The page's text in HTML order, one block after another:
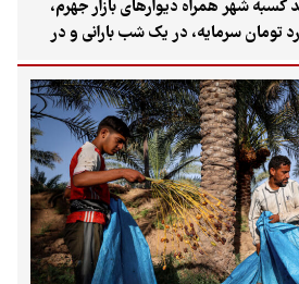
شهر همراه دیوارهای بازار جهرم،
تومان سرمایه، در یک شب بارانی و در
حالا بازاریان با کوهی از
به‌گِل‌نشسته دست‌وپنجه نرم می‌کنند.
جایی نمی‌رسد. کارد به استخوان مردم
خسارت سیلاب فروردین‌ماه به
جهرم است؛ شهری که در روزهای
به خود دید و فراموش شد.